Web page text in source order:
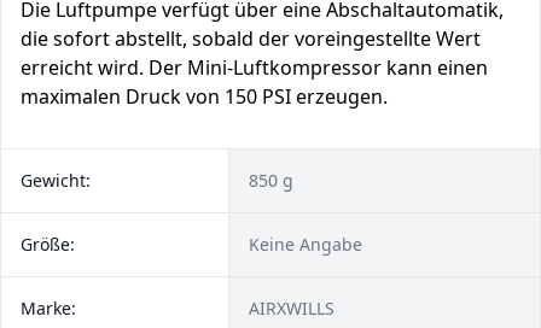
Die Luftpumpe verfügt über eine Abschaltautomatik,
die sofort abstellt, sobald der voreingestellte Wert
erreicht wird. Der Mini-Luftkompressor kann einen
maximalen Druck von 150 PSI erzeugen.
Gewicht: 850 g
Größe: Keine Angabe
Marke: AIRXWILLS